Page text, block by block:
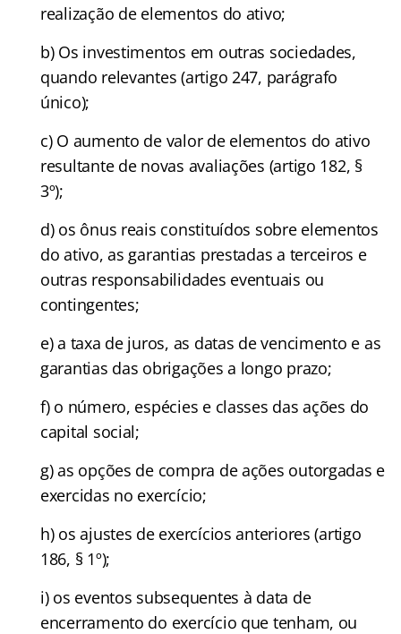
realização de elementos do ativo;
b) Os investimentos em outras sociedades,
quando relevantes (artigo 247, parágrafo
único);
c) O aumento de valor de elementos do ativo
resultante de novas avaliações (artigo 182, §
3º);
d) os ônus reais constituídos sobre elementos
do ativo, as garantias prestadas a terceiros e
outras responsabilidades eventuais ou
contingentes;
e) a taxa de juros, as datas de vencimento e as
garantias das obrigações a longo prazo;
f) o número, espécies e classes das ações do
capital social;
g) as opções de compra de ações outorgadas e
exercidas no exercício;
h) os ajustes de exercícios anteriores (artigo
186, § 1º);
i) os eventos subsequentes à data de
encerramento do exercício que tenham, ou